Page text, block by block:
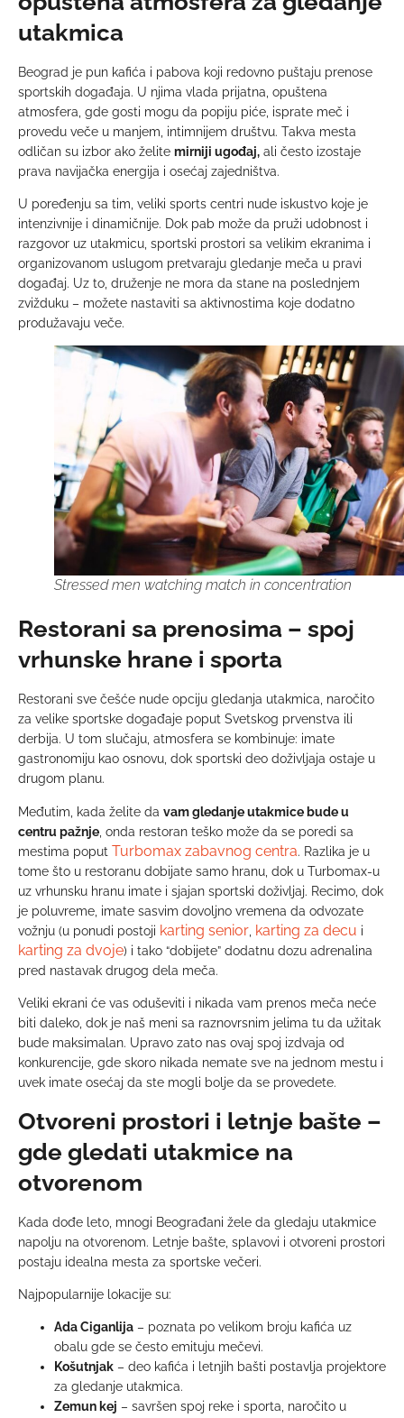
utakmica
Beograd je pun kafića i pabova koji redovno puštaju prenose
sportskih događaja. U njima vlada prijatna, opuštena
atmosfera, gde gosti mogu da popiju piće, isprate meč i
provedu veče u manjem, intimnijem društvu. Takva mesta
odličan su izbor ako želite mirniji ugođaj, ali često izostaje
prava navijačka energija i osećaj zajedništva.
U poređenju sa tim, veliki sports centri nude iskustvo koje je
intenzivnije i dinamičnije. Dok pab može da pruži udobnost i
razgovor uz utakmicu, sportski prostori sa velikim ekranima i
organizovanom uslugom pretvaraju gledanje meča u pravi
događaj. Uz to, druženje ne mora da stane na poslednjem
zvižduku – možete nastaviti sa aktivnostima koje dodatno
produžavaju veče.
Stressed men watching match in concentration
Restorani sa prenosima – spoj
vrhunske hrane i sporta
Restorani sve češće nude opciju gledanja utakmica, naročito
za velike sportske događaje poput Svetskog prvenstva ili
derbija. U tom slučaju, atmosfera se kombinuje: imate
gastronomiju kao osnovu, dok sportski deo doživljaja ostaje u
drugom planu.
Međutim, kada želite da vam gledanje utakmice bude u
centru pažnje , onda restoran teško može da se poredi sa
mestima poput Turbomax zabavnog centra. Razlika je u
tome što u restoranu dobijate samo hranu, dok u Turbomax-u
uz vrhunsku hranu imate i sjajan sportski doživljaj. Recimo, dok
je poluvreme, imate sasvim dovoljno vremena da odvozate
vožnju (u ponudi postoji karting senior karting za decu i
karting za dvoje) i tako “dobijete” dodatnu dozu adrenalina
pred nastavak drugog dela meča.
Veliki ekrani će vas oduševiti i nikada vam prenos meča neće
biti daleko, dok je naš meni sa raznovrsnim jelima tu da užitak
bude maksimalan. Upravo zato nas ovaj spoj izdvaja od
konkurencije, gde skoro nikada nemate sve na jednom mestu i
uvek imate osećaj da ste mogli bolje da se provedete.
Otvoreni prostori i letnje bašte –
gde gledati utakmice na
otvorenom
Kada dođe leto, mnogi Beograđani žele da gledaju utakmice
napolju na otvorenom. Letnje bašte, splavovi i otvoreni prostori
postaju idealna mesta za sportske večeri.
Najpopularnije lokacije su:
Ada Ciganlija – poznata po velikom broju kafića uz
obalu gde se često emituju mečevi.
Košutnjak – deo kafića i letnjih bašti postavlja projektore
za gledanje utakmica.
Zemun kej – savršen spoj reke i sporta, naročito u